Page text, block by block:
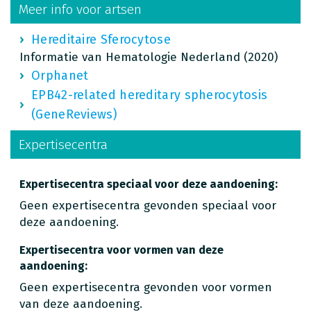
Meer info voor artsen
Hereditaire Sferocytose
Informatie van Hematologie Nederland (2020)
Orphanet
EPB42-related hereditary spherocytosis
(GeneReviews)
Expertisecentra
Expertisecentra speciaal voor deze aandoening:
Geen expertisecentra gevonden speciaal voor
deze aandoening.
Expertisecentra voor vormen van deze
aandoening:
Geen expertisecentra gevonden voor vormen
van deze aandoening.